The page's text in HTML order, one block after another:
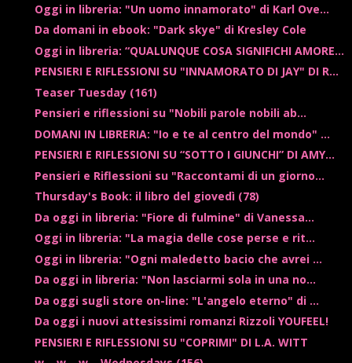
Oggi in libreria: "Un uomo innamorato" di Karl Ove...
Da domani in ebook: "Dark skye" di Kresley Cole
Oggi in libreria: “QUALUNQUE COSA SIGNIFICHI AMORE...
PENSIERI E RIFLESSIONI SU "INNAMORATO DI JAY" DI R...
Teaser Tuesday (161)
Pensieri e riflessioni su "Nobili parole nobili ab...
DOMANI IN LIBRERIA: "Io e te al centro del mondo" ...
PENSIERI E RIFLESSIONI SU “SOTTO I GIUNCHI” DI AMY...
Pensieri e Riflessioni su "Raccontami di un giorno...
Thursday's Book: il libro del giovedì (78)
Da oggi in libreria: "Fiore di fulmine" di Vanessa...
Oggi in libreria: "La magia delle cose perse e rit...
Oggi in libreria: "Ogni maledetto bacio che avrei ...
Da oggi in libreria: "Non lasciarmi sola in una no...
Da oggi sugli store on-line: "L'angelo eterno" di ...
Da oggi i nuovi attesissimi romanzi Rizzoli YOUFEEL!
PENSIERI E RIFLESSIONI SU "COPRIMI" DI L.A. WITT